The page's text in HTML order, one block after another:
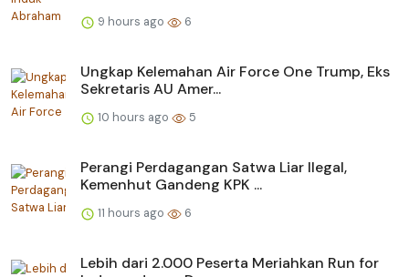
9 hours ago 6
Ungkap Kelemahan Air Force One Trump, Eks
Sekretaris AU Amer...
10 hours ago 5
Perangi Perdagangan Satwa Liar Ilegal,
Kemenhut Gandeng KPK ...
11 hours ago 6
Lebih dari 2.000 Peserta Meriahkan Run for